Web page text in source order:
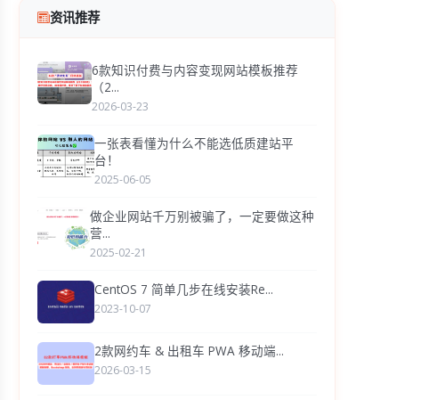
资讯推荐
6款知识付费与内容变现网站模板推荐
（2...
2026-03-23
一张表看懂为什么不能选低质建站平
台！
2025-06-05
做企业网站千万别被骗了，一定要做这种
营...
2025-02-21
CentOS 7 简单几步在线安装Re...
2023-10-07
2款网约车 & 出租车 PWA 移动端...
2026-03-15